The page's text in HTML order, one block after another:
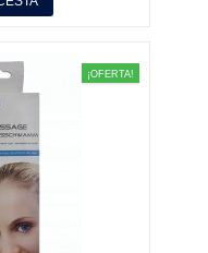
¡OFERTA!